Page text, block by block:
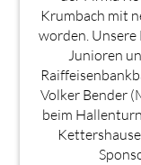
Krumbach mit
worden. Unsere
Junioren
Volker Bender
beim